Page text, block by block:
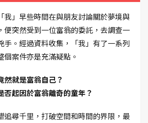
我」早些時間在與朋友討論關於夢境與
便突然受到一位富翁的委託，去調查一
手。經過資料收集，「我」有了一系列
個案件亦是充滿疑點。
然就是富翁自己？
否起因於富翁離奇的童年？
追尋千里，打破空間和時間的界限，最